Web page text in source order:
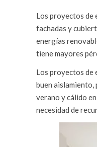
Los proyectos de
fachadas y
energías
tiene mayores
Los proyectos de
buen
verano y cálido
necesidad de